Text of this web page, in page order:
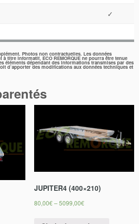
✓
Photos non contractuelles. Les données
titre informatif, ECO REMORQUE ne pourra être tenue
éléments dépendant des informations transmises par des
d’apporter des modifications aux données techniques et
JUPITER4 (400×210)
80,00€–5099,00€